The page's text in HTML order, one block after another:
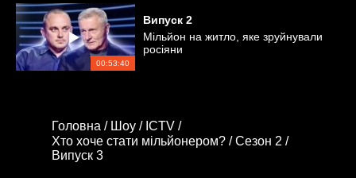
00:53:40
Випуск 2
Мільйон на житло, яке зруйнували
росіяни
Головна / Шоу / ICTV /
Хто хоче стати мільйонером? /Сезон 2 /
Випуск 3